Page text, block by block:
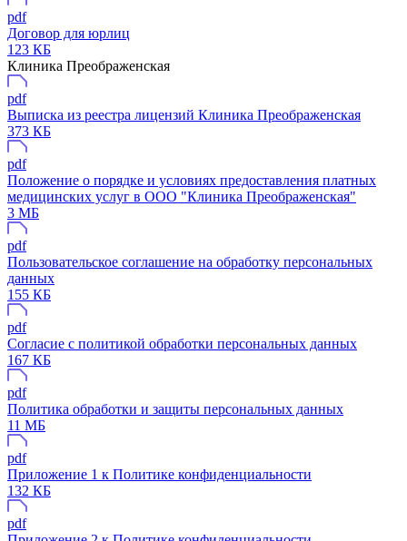
pdf
Договор для юрлиц
123 КБ
Клиника Преображенская
pdf
Выписка из реестра лицензий Клиника Преображенская
373 КБ
pdf
Положение о порядке и условиях предоставления платных
медицинских услуг в ООО "Клиника Преображенская"
3 МБ
pdf
Пользовательское соглашение на обработку персональных
данных
155 КБ
pdf
Согласие с политикой обработки персональных данных
167 КБ
pdf
Политика обработки и защиты персональных данных
11 МБ
pdf
Приложение 1 к Политике конфиденциальности
132 КБ
pdf